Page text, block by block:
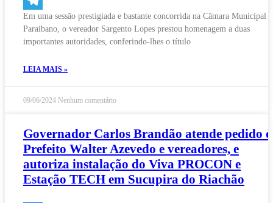
Telegram
Em uma sessão prestigiada e bastante concorrida na Câmara Municipal
Paraibano, o vereador Sargento Lopes prestou homenagem a duas
importantes autoridades, conferindo-lhes o título
LEIA MAIS »
09/06/2024 Nenhum comentário
Governador Carlos Brandão atende pedido
Prefeito Walter Azevedo e vereadores, e
autoriza instalação do Viva PROCON e
Estação TECH em Sucupira do Riachão